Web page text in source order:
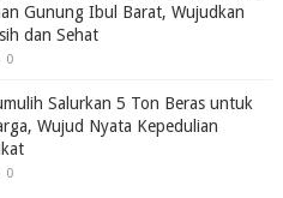
Gunung Ibul Barat, Wujudkan
dan Sehat
0
Salurkan 5 Ton Beras untuk
Wujud Nyata Kepedulian
0